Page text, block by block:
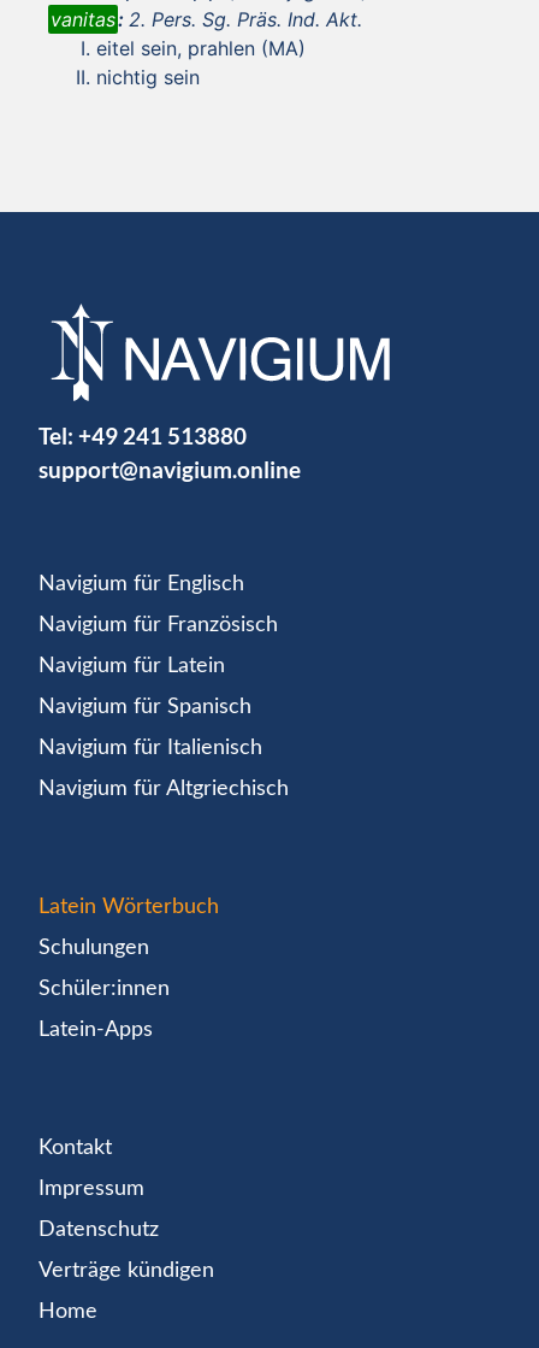
vanitas: 2. Pers. Sg. Präs. Ind. Akt.
eitel sein, prahlen (MA)
nichtig sein
Tel: +49 241 513880
support@navigium.online
Navigium für Englisch
Navigium für Französisch
Navigium für Latein
Navigium für Spanisch
Navigium für Italienisch
Navigium für Altgriechisch
Latein Wörterbuch
Schulungen
Schüler:innen
Latein-Apps
Kontakt
Impressum
Datenschutz
Verträge kündigen
Home